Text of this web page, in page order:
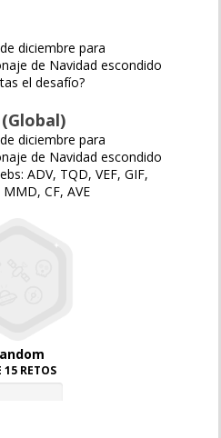
diciembre para
de Navidad escondido
el desafío?
diciembre para
de Navidad escondido
ADV, TQD, VEF, GIF,
CF, AVE
15 RETOS